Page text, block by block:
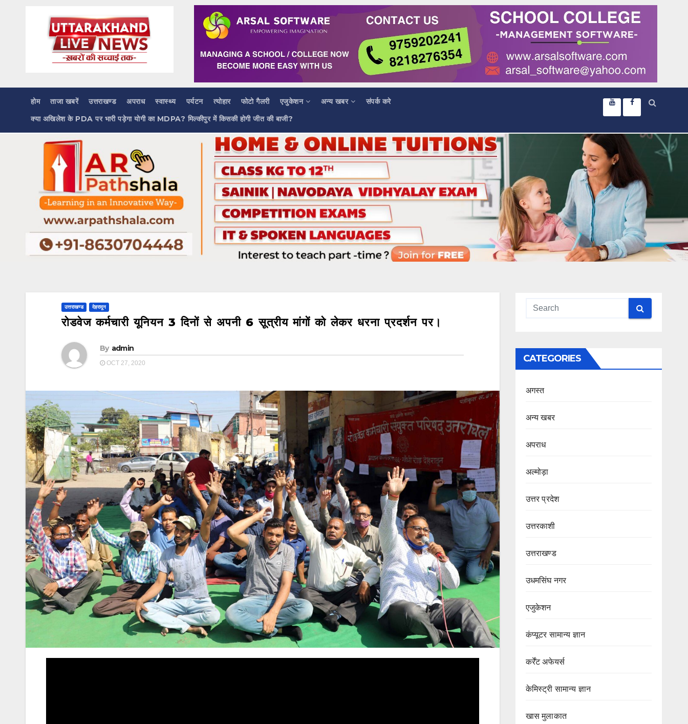
होम ताजा खबरें उत्तराखण्ड अपराध स्वास्थ्य पर्यटन त्योहार फोटो गैलरी एजुकेशन अन्य खबर
संपर्क करे
क्या अखिलेश के PDA पर भारी पड़ेगा योगी का MDPA? मिल्कीपुर में किसकी होगी जीत की बाजी?
उत्तराखण्ड देहरादून
रोडवेज कर्मचारी यूनियन 3 दिनों से अपनी 6 सूत्रीय मांगों को लेकर धरना प्रदर्शन पर।
By admin
OCT 27, 2020 CATEGORIES
अगस्त
अन्य खबर
अपराध
अल्मोड़ा
उत्तर प्रदेश
उत्तरकाशी
उत्तराखण्ड
उधमसिंघ नगर
एजुकेशन
कंप्यूटर सामान्य ज्ञान
कर्रेंट अफेयर्स
केमिस्ट्री सामान्य ज्ञान
खास मुलाकात